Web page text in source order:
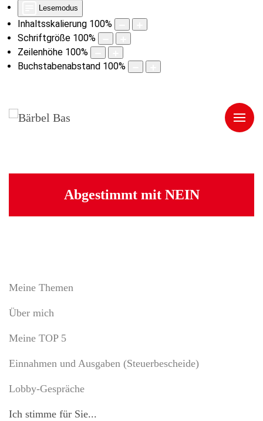
Lesemodus
Inhaltsskalierung 100%
Schriftgröße 100%
Zeilenhöhe 100%
Buchstabenabstand 100%
Abgestimmt mit NEIN
Meine Themen
Über mich
Meine TOP 5
Einnahmen und Ausgaben (Steuerbescheide)
Lobby-Gespräche
Ich stimme für Sie...